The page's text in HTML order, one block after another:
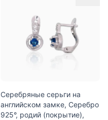
Серебряные серьги на
английском замке, Серебро
925°, родий (покрытие),